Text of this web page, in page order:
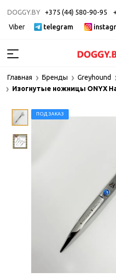
DOGGY.BY +375 (44) 580-90-95
Viber
telegram
ГРУМИНГА
Главная Бренды Greyhound
Изогнутые ножницы ONYX
ПОД ЗАКАЗ